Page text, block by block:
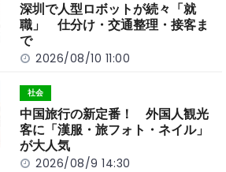
k
深圳で人型ロボットが続々「就
職」 仕分け・交通整理・接客ま
で
2026/08/10 11:00
社会
中国旅行の新定番！ 外国人観光
客に「漢服・旅フォト・ネイル」
が大人気
2026/08/9 14:30